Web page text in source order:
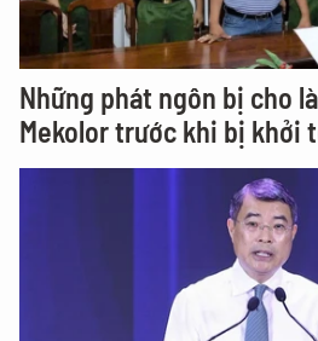
Những phát ngôn bị cho
Mekolor trước khi bị khởi